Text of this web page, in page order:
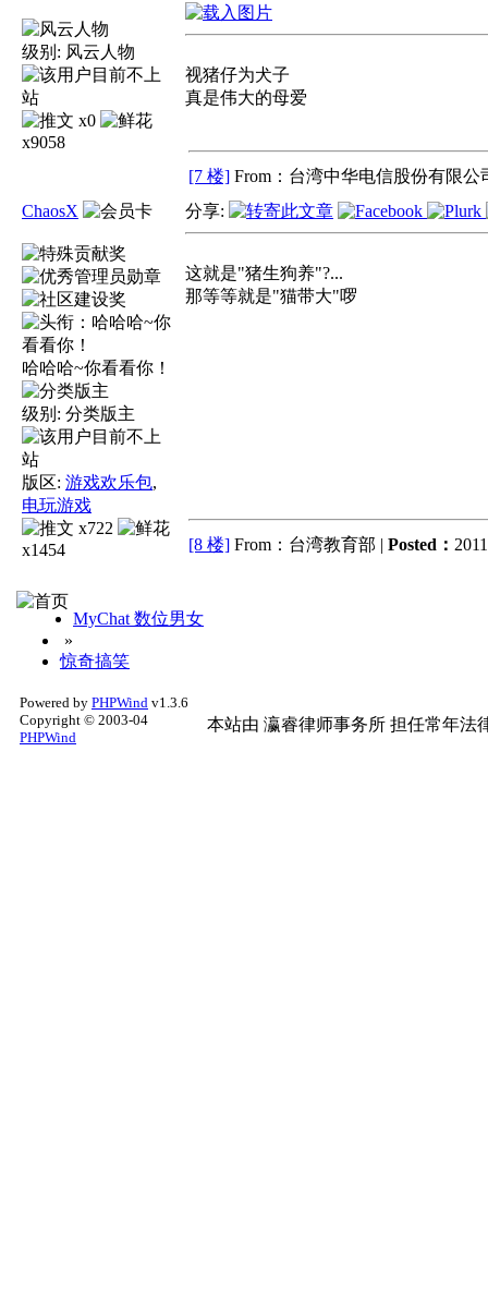
级别: 风云人物
x0
x9058
视猪仔为犬子
真是伟大的母爱
[7 楼] From：台湾中华电信股份有限公
ChaosX
哈哈哈~你看看你！
级别: 分类版主
版区: 游戏欢乐包,
电玩游戏
x722
x1454
分享:
这就是"猪生狗养"?...
那等等就是"猫带大"啰
[8 楼] From：台湾教育部 | Posted：
MyChat 数位男女
»
惊奇搞笑
Powered by PHPWind v1.3.6
Copyright © 2003-04
PHPWind
本站由 瀛睿律师事务所 担任常年法